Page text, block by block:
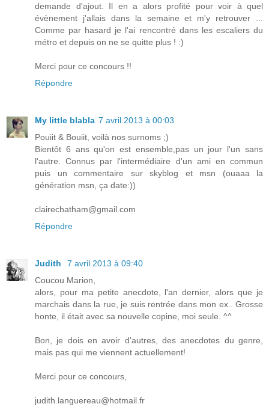
demande d'ajout. Il en a alors profité pour voir à quel
évènement j'allais dans la semaine et m'y retrouver ...
Comme par hasard je l'ai rencontré dans les escaliers du
métro et depuis on ne se quitte plus ! :)
Merci pour ce concours !!
Répondre
My little blabla 7 avril 2013 à 00:03
Pouiit & Bouiit, voilà nos surnoms ;)
Bientôt 6 ans qu'on est ensemble,pas un jour l'un sans
l'autre. Connus par l'intermédiaire d'un ami en commun
puis un commentaire sur skyblog et msn (ouaaa la
génération msn, ça date:))
clairechatham@gmail.com
Répondre
Judith
7 avril 2013 à 09:40
Coucou Marion,
alors, pour ma petite anecdote, l'an dernier, alors que je
marchais dans la rue, je suis rentrée dans mon ex.. Grosse
honte, il était avec sa nouvelle copine, moi seule. ^^
Bon, je dois en avoir d'autres, des anecdotes du genre,
mais pas qui me viennent actuellement!
Merci pour ce concours,
judith.languereau@hotmail.fr